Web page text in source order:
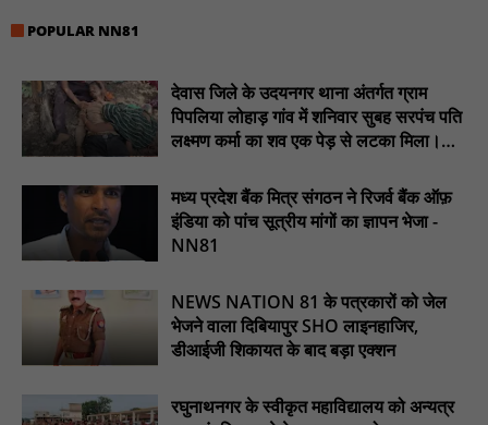
स्वतंत्रता दिवस मुख्य समारोह आयोजन के लिए अधिकारियों को दी गई
जिम्मेदारी : NN81
AVVNL के 6 तकनीकी कार्मिकों को हटाने से बिजली व्यवस्था ठप, सौंपा ज्ञापन
: NN81
मां थाने में प्रेमी के साथ बैठी रही... सड़क पर तड़पती रही 5 साल की बेटी!
मैनपुरी की घटना ने झकझोर दिया : NN81
दुर्गुकोंदल में स्वास्थ्य सेवाओं को लेकर ज्ञापन, ब्लड बैंक और अल्ट्रासाउंड की
प्रमुख मांग : NN81
हर घर तक स्वच्छ पेयजल पहुंचाना सरकार की प्राथमिकता: विधायक
चार माह से मानदेय लंबित: समनापुर के रोजगार सहायकों का ऐलान—"भुगतान
नहीं तो काम नहीं" : NN81
POPULAR NN81
देवास जिले के उदयनगर थाना अंतर्गत ग्राम
पिपलिया लोहाड़ गांव में शनिवार सुबह सरपंच पति
लक्ष्मण कर्मा का शव एक पेड़ से लटका मिला।
मध्य प्रदेश बैंक मित्र संगठन ने रिजर्व बैंक ऑफ़
इंडिया को पांच सूत्रीय मांगों का ज्ञापन भेजा -
NN81
NEWS NATION 81 के पत्रकारों को जेल
भेजने वाला दिबियापुर SHO लाइनहाजिर,
डीआईजी शिकायत के बाद बड़ा एक्शन
रघुनाथनगर के स्वीकृत महाविद्यालय को अन्यत्र